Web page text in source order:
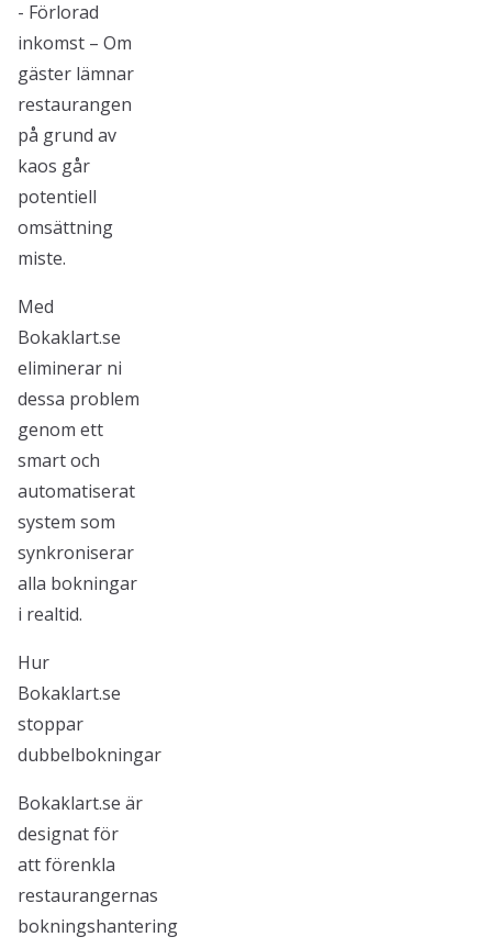
- Förlorad
inkomst – Om
gäster lämnar
restaurangen
på grund av
kaos går
potentiell
omsättning
miste.
Med
Bokaklart.se
eliminerar ni
dessa problem
genom ett
smart och
automatiserat
system som
synkroniserar
alla bokningar
i realtid.
Hur
Bokaklart.se
stoppar
dubbelbokningar
Bokaklart.se är
designat för
att förenkla
restaurangernas
bokningshantering